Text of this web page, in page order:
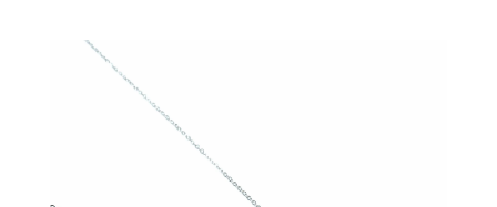
était :
16,00€.